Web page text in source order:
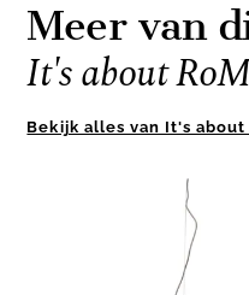
Meer van
It's about
Bekijk alles van It's about